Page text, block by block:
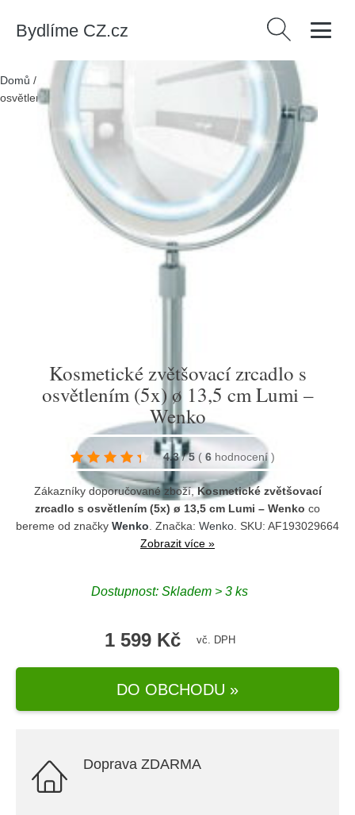
Bydlíme CZ.cz Vyhledávání
Domů /
Kosmetické zvětšovací zrcadlo s
osvětlením (5x) ø 13,5 cm Lumi – Wenko
Kosmetické zvětšovací zrcadlo s
osvětlením (5x) ø 13,5 cm Lumi –
Wenko
4.3 / 5 ( 6 hodnocení )
Zákazníky doporučované zboží,Kosmetické zvětšovací
zrcadlo s osvětlením (5x) ø 13,5 cm Lumi – Wenko co
bereme od značky Wenko . Značka: Wenko . SKU: AF193029664
Zobrazit více »
Dostupnost: Skladem > 3 ks
1 599 Kč vč. DPH
DO OBCHODU »
Doprava ZDARMA